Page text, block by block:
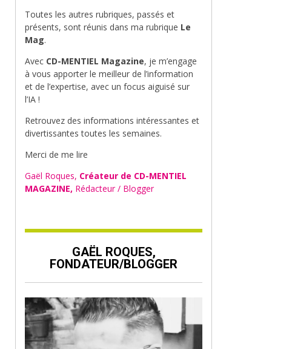
Toutes les autres rubriques, passés et
présents, sont réunis dans ma rubrique Le
Mag.
Avec CD-MENTIEL Magazine, je m’engage
à vous apporter le meilleur de l’information
et de l’expertise, avec un focus aiguisé sur
l’IA !
Retrouvez des informations intéressantes et
divertissantes toutes les semaines.
Merci de me lire
Gaël Roques, Créateur de CD-MENTIEL
MAGAZINE, Rédacteur / Blogger
GAËL ROQUES,
FONDATEUR/BLOGGER